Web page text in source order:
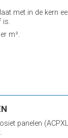
met in de kern
is.
m².
panelen